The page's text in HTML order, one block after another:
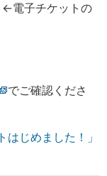
電子チケットの
でご確認くださ
はじめました！」